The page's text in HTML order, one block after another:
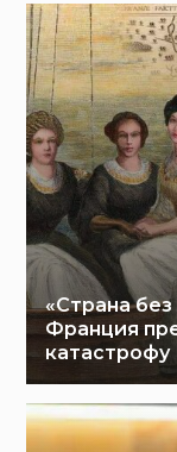
«Страна
Франция
катастрофу